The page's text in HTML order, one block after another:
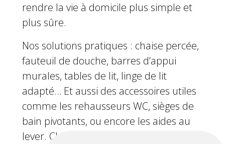
rendre la vie à domicile plus simple et
plus sûre.
Nos solutions pratiques : chaise percée,
fauteuil de douche, barres d’appui
murales, tables de lit, linge de lit
adapté… Et aussi des accessoires utiles
comme les rehausseurs WC, sièges de
bain pivotants, ou encore les aides au
lever. Chaque produit est sélectionné